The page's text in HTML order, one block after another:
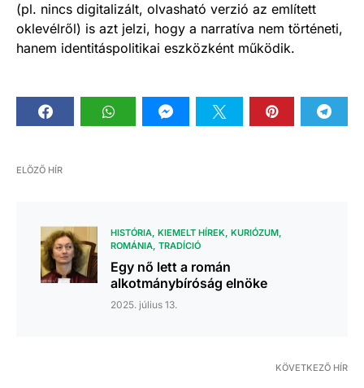
(pl. nincs digitalizált, olvasható verzió az említett
oklevélről) is azt jelzi, hogy a narratíva nem történeti,
hanem identitáspolitikai eszközként működik.
ELŐZŐ HÍR
HISTÓRIA KIEMELT HÍREK KURIÓZUM
ROMÁNIA TRADÍCIÓ
Egy nő lett a román
alkotmánybíróság elnöke
2025. július 13.
KÖVETKEZŐ HÍR